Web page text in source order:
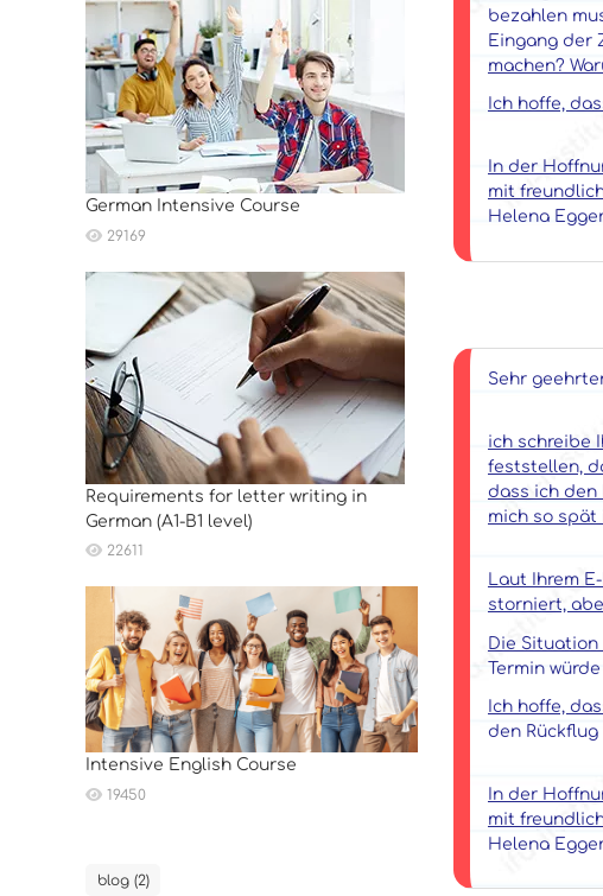
German Intensive Course
29169
Requirements for letter writing in
German (A1-B1 level)
22611
Intensive English Course
19450
blog (2)
bezahlen
Eingang der
machen?
Ich hoffe,
In der
mit
Helena
Sehr
ich schreibe
feststellen,
dass ich
mich so spät
Laut Ihrem
storniert,
Die Situation
Termin
Ich hoffe,
den
In der
mit
Helena